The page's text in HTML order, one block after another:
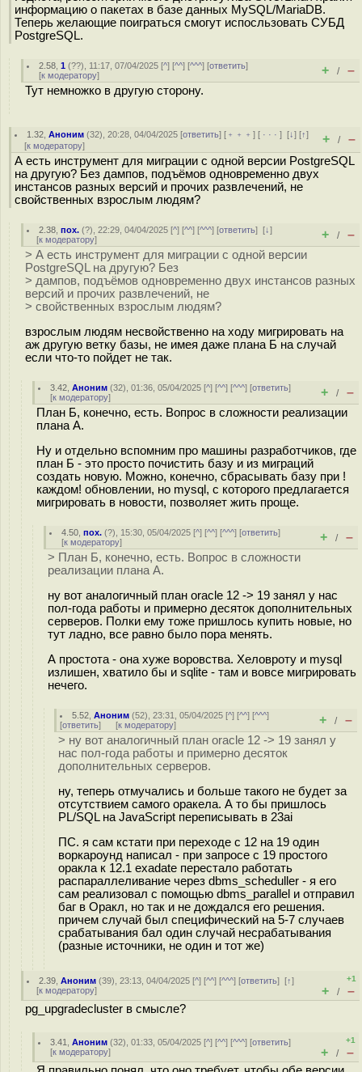
информацию о пакетах в базе данных MySQL/MariaDB.
Теперь желающие поиграться смогут испосльзовать СУБД
PostgreSQL.
2.58 ,1 (??), 11:17, 07/04/2025 [^] [^^] [^^^] [ответить]
[к модератору] + / –
Тут немножко в другую сторону.
1.32 ,Аноним (32), 20:28, 04/04/2025 [ответить] [ ﹢﹢﹢] [ · · ·][↓] [↑]
[к модератору] + / –
А есть инструмент для миграции с одной версии PostgreSQL
на другую? Без дампов, подъёмов одновременно двух
инстансов разных версий и прочих развлечений, не
свойственных взрослым людям?
2.38 ,пох. (?), 22:29, 04/04/2025 [^] [^^] [^^^] [ответить][↓]
[к модератору] + / –
> А есть инструмент для миграции с одной версии
PostgreSQL на другую? Без
> дампов, подъёмов одновременно двух инстансов разных
версий и прочих развлечений, не
> свойственных взрослым людям?
взрослым людям несвойственно на ходу мигрировать на
аж другую ветку базы, не имея даже плана Б на случай
если что-то пойдет не так.
3.42 ,Аноним (32), 01:36, 05/04/2025 [^] [^^] [^^^] [ответить]
[к модератору] + / –
План Б, конечно, есть. Вопрос в сложности реализации
плана А.
Ну и отдельно вспомним про машины разработчиков, где
план Б - это просто почистить базу и из миграций
создать новую. Можно, конечно, сбрасывать базу при !
каждом! обновлении, но mysql, с которого предлагается
мигрировать в новости, позволяет жить проще.
4.50 ,пох. (?), 15:30, 05/04/2025 [^] [^^] [^^^] [ответить]
[к модератору] + / –
> План Б, конечно, есть. Вопрос в сложности
реализации плана А.
ну вот аналогичный план oracle 12 -> 19 занял у нас
пол-года работы и примерно десяток дополнительных
серверов. Полки ему тоже пришлось купить новые, но
тут ладно, все равно было пора менять.
А простота - она хуже воровства. Хеловроту и mysql
излишен, хватило бы и sqlite - там и вовсе мигрировать
нечего.
5.52 ,Аноним (52), 23:31, 05/04/2025 [^] [^^] [^^^]
[ответить] [к модератору] + / –
> ну вот аналогичный план oracle 12 -> 19 занял у
нас пол-года работы и примерно десяток
дополнительных серверов.
ну, теперь отмучались и больше такого не будет за
отсутствием самого оракела. А то бы пришлось
PL/SQL на JavaScript переписывать в 23ai
ПС. я сам кстати при переходе с 12 на 19 один
воркароунд написал - при запросе с 19 простого
оракла к 12.1 eхadate перестало работать
распараллеливание через dbms_scheduller - я его
сам реализовал с помощью dbms_parallel и отправил
баг в Оракл, но так и не дождался его решения.
причем случай был специфический на 5-7 случаев
срабатывания бал один случай несрабатывания
(разные источники, не один и тот же)
2.39 ,Аноним (39), 23:13, 04/04/2025 [^] [^^] [^^^] [ответить][↑]
[к модератору]
+1
+ / –
pg_upgradecluster в смысле?
3.41 ,Аноним (32), 01:33, 05/04/2025 [^] [^^] [^^^] [ответить]
[к модератору]
+1
+ / –